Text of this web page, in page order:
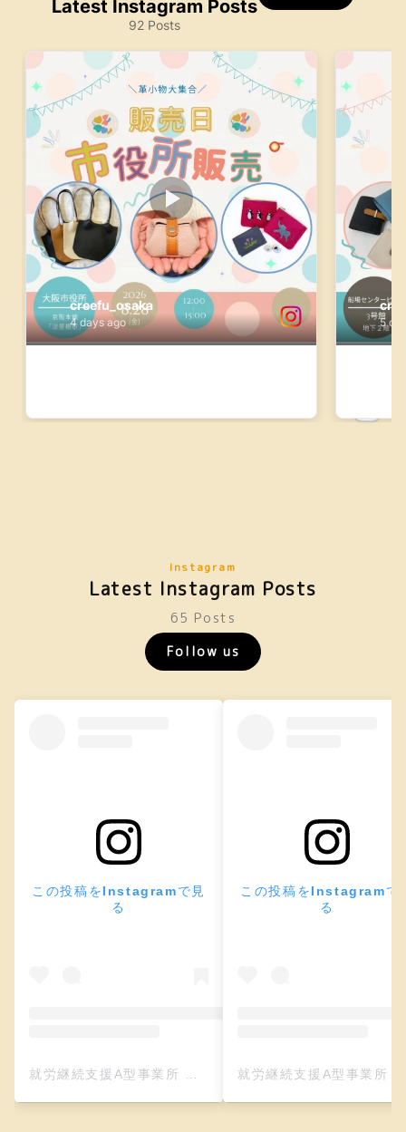
Instagram
Latest Instagram Posts
65 Posts
Follow us
この投稿をInstagramで見
る
この投稿をInstagramで
る